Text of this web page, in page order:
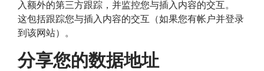
入额外的第三方跟踪，并监控您与插入内容的交互。
这包括跟踪您与插入内容的交互（如果您有帐户并登录
到该网站）。
分享您的数据地址